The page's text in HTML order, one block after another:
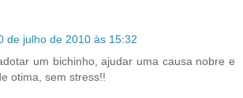
de julho de 2010 às 15:32
um bichinho, ajudar uma causa nobre e
otima, sem stress!!